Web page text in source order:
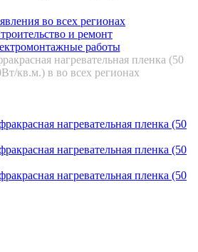
во всех регионах
и ремонт
работы
нагревательная пленка (50
кв.м.) в во всех регионах